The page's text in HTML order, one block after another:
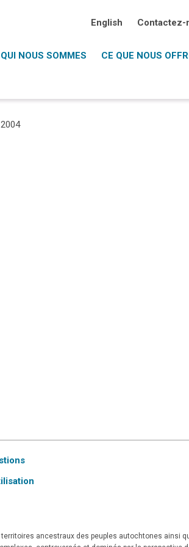
English Contactez-
QUI NOUS SOMMES CE QUE NOUS
2004
ancestraux des peuples autochtones ainsi